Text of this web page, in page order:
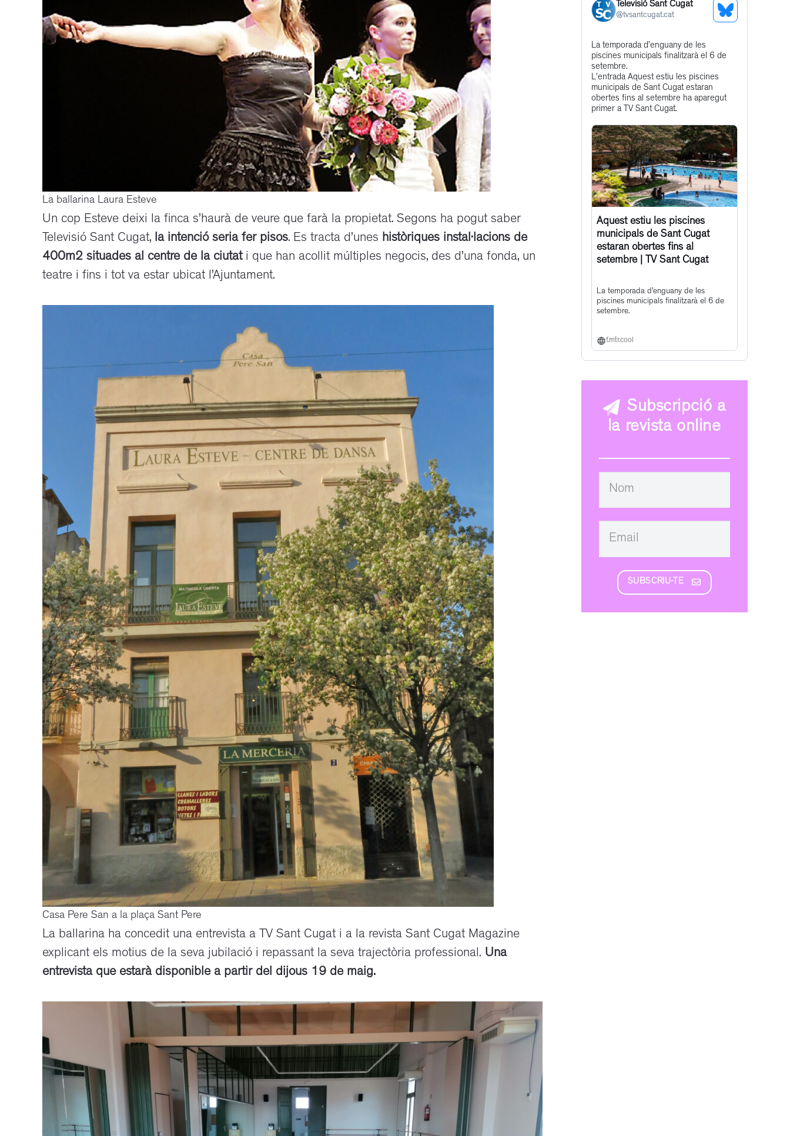
La ballarina Laura Esteve
Un cop Esteve deixi la finca s’haurà de veure que farà la propietat. Segons ha pogut saber
Televisió Sant Cugat, la intenció seria fer pisos. Es tracta d’unes històriques instal·lacions de
400m2 situades al centre de la ciutati que han acollit múltiples negocis, des d’una fonda, un
teatre i fins i tot va estar ubicat l’Ajuntament.
Casa Pere San a la plaça Sant Pere
La ballarina ha concedit una entrevista a TV Sant Cugat i a la revista Sant Cugat Magazine
explicant els motius de la seva jubilació i repassant la seva trajectòria professional. Una
entrevista que estarà disponible a partir del dijous 19 de maig.
Televisió Sant Cugat
@tvsantcugat.cat
See
Get
to
this
post
La temporada d’enguany de les
piscines municipals finalitzarà el 6 de
setembre.
L'entrada Aquest estiu les piscines
municipals de Sant Cugat estaran
obertes fins al setembre ha aparegut
primer a TV Sant Cugat.
Aquest estiu les piscines
municipals de Sant Cugat
estaran obertes fins al
setembre | TV Sant Cugat
La temporada d’enguany de les
piscines municipals finalitzarà el 6 de
setembre.
f.mtr.cool
Subscripció a
la revista online
SUBSCRIU-TE